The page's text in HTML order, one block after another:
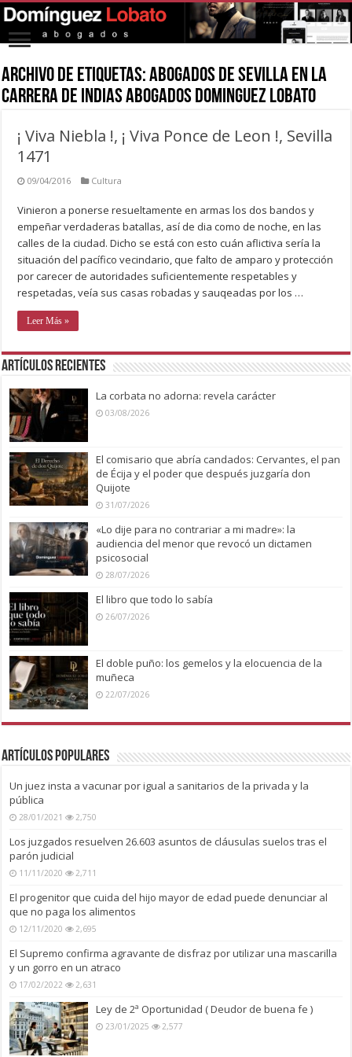
Archivo de Etiquetas:abogados de sevilla en la
carrera de indias abogados dominguez lobato
¡ Viva Niebla !, ¡ Viva Ponce de Leon !, Sevilla
1471
09/04/2016 Cultura
Vinieron a ponerse resueltamente en armas los dos bandos y
empeñar verdaderas batallas, así de dia como de noche, en las
calles de la ciudad. Dicho se está con esto cuán aflictiva sería la
situación del pacífico vecindario, que falto de amparo y protección
por carecer de autoridades suficientemente respetables y
respetadas, veía sus casas robadas y sauqeadas por los …
Leer Más »
Artículos recientes
La corbata no adorna: revela carácter
03/08/2026
El comisario que abría candados: Cervantes, el pan
de Écija y el poder que después juzgaría don
Quijote
31/07/2026
«Lo dije para no contrariar a mi madre»: la
audiencia del menor que revocó un dictamen
psicosocial
28/07/2026
El libro que todo lo sabía
26/07/2026
El doble puño: los gemelos y la elocuencia de la
muñeca
22/07/2026
Artículos Populares
Un juez insta a vacunar por igual a sanitarios de la privada y la
pública
28/01/2021 2,750
Los juzgados resuelven 26.603 asuntos de cláusulas suelos tras el
parón judicial
11/11/2020 2,711
El progenitor que cuida del hijo mayor de edad puede denunciar al
que no paga los alimentos
12/11/2020 2,695
El Supremo confirma agravante de disfraz por utilizar una mascarilla
y un gorro en un atraco
17/02/2022 2,631
Ley de 2ª Oportunidad ( Deudor de buena fe )
23/01/2025 2,577